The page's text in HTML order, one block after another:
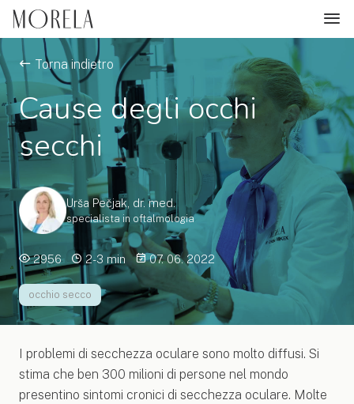
Torna indietro
Cause degli occhi
secchi
Urša Pečjak, dr. med.
specialista in oftalmologia
2956 2-3 min 07. 06. 2022
occhio secco
I problemi di secchezza oculare sono molto diffusi. Si
stima che ben 300 milioni di persone nel mondo
presentino sintomi cronici di secchezza oculare. Molte